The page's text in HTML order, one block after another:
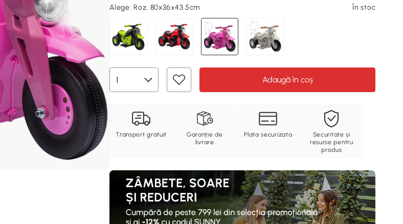
Alege:Roz, 80x36x43.5cm În stoc
Adaugă în coș
Transport gratuit
Garanție de
livrare
Plata securizata
Securitate și
resurse pentru
produs